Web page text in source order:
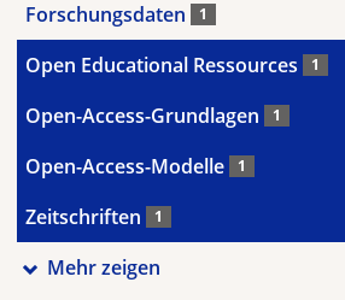
Forschungsdaten 1
Open Educational Ressources 1
Open-Access-Grundlagen 1
Open-Access-Modelle 1
Zeitschriften 1
Mehr zeigen